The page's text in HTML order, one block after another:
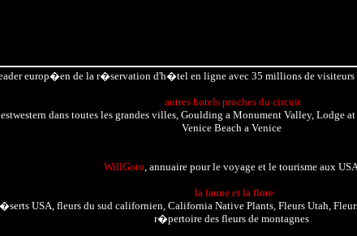
europ�en de la r�servation d'h�tel en ligne avec 35 millions de visiteurs
autres hotels proches du circuit
dans toutes les grandes villes, Goulding a Monument Valley, Lodge at
Venice Beacha Venice
WillGoto, annuaire pour le voyage et le tourisme aux
la faune et la flore
USA, fleurs du sud californien, California Native Plants, Fleurs Utah,
r�pertoire des fleurs de montagnes